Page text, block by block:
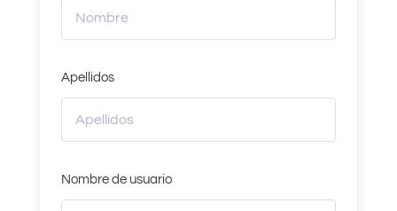
Apellidos
Nombre de usuario